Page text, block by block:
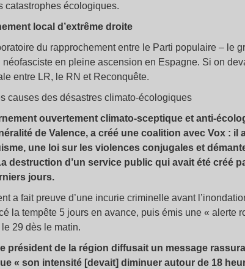
catastrophes écologiques.
local d’extrême droite
du rapprochement entre le Parti populaire – le
en pleine ascension en Espagne. Si on
entre LR, le RN et Reconquête.
causes des désastres climato-écologiques
ouvertement climato-sceptique et anti-
de Valence, a créé une coalition avec Vox : il
une loi sur les violences conjugales et
destruction d’un service public qui avait été créé
jours.
a fait preuve d’une incurie criminelle avant
la tempête 5 jours en avance, puis émis une « alerte
29 dès le matin.
président de la région diffusait un message
« son intensité [devait] diminuer autour de 18